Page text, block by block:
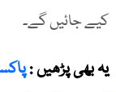
کیے جائیں گے۔
یہ بھی پڑھیں :